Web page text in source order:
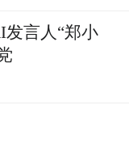
发言人“郑小